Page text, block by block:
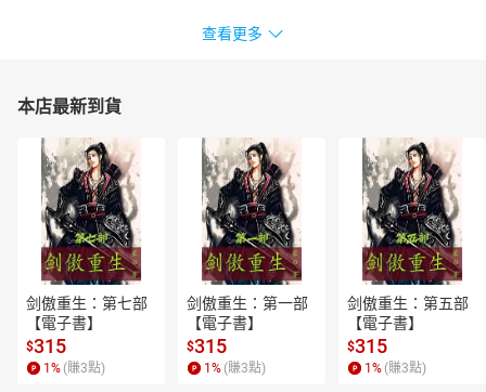
查看更多
本店最新到貨
剑傲重生：第七部
【電子書】
$315
1 % (賺3點)
剑傲重生：第一部
【電子書】
$315
1 % (賺3點)
剑傲重生：第五部
【電子書】
$315
1 % (賺3點)